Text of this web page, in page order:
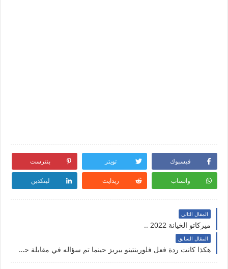
فيسبوك تويتر بنترست
واتساب ريدايت لينكدين
المقال التالي
ميركاتو الخيانة 2022 ..
المقال السابق
هكذا كانت ردة فعل فلورينتينو بيريز حينما تم سؤاله في مقابلة حول عودة كريستيانو رونالدو إلى ريال مدريد .